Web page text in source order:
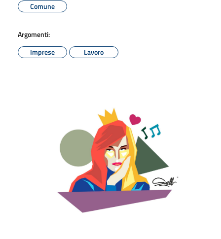
Comune
Argomenti:
Imprese
Lavoro